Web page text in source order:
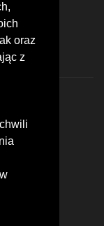
oraz
z